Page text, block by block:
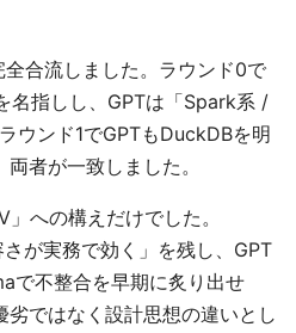
合流しました。ラウンド0で
名指しし、GPTは「Spark系 /
ウンド1でGPTもDuckDBを明
者が一致しました。
への構えだけでした。
が実務で効く」を残し、GPT
で不整合を早期に炙り出せ
劣ではなく設計思想の違いとし